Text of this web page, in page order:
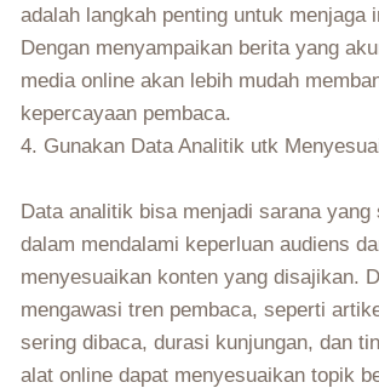
adalah langkah penting untuk menjaga
Dengan menyampaikan berita yang
media online akan lebih mudah
kepercayaan pembaca.
4. Gunakan Data Analitik utk
Data analitik bisa menjadi sarana yang
dalam mendalami keperluan audiens
menyesuaikan konten yang disajikan.
mengawasi tren pembaca, seperti
sering dibaca, durasi kunjungan, dan
alat online dapat menyesuaikan topik